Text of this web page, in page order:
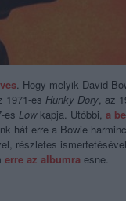
. Hogy melyik David
1971-es Hunky Dory, az
es Lowkapja. Utóbbi, a
hát erre a Bowie
részletes
erre az albumra esne.